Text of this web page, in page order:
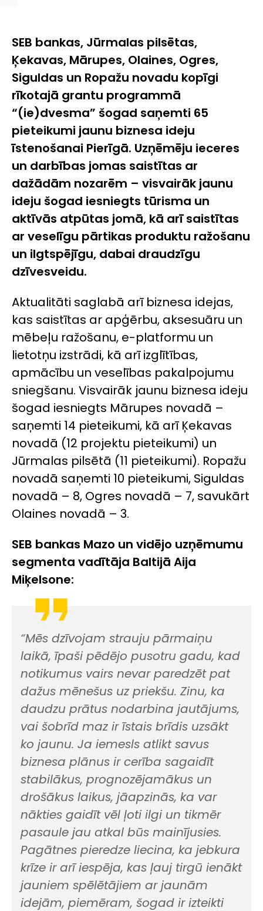
SEB bankas, Jūrmalas pilsētas,
Ķekavas, Mārupes, Olaines, Ogres,
Siguldas un Ropažu novadu kopīgi
rīkotajā grantu programmā
“(ie)dvesma” šogad saņemti 65
pieteikumi jaunu biznesa ideju
īstenošanai Pierīgā. Uzņēmēju ieceres
un darbības jomas saistītas ar
dažādām nozarēm – visvairāk jaunu
ideju šogad iesniegts tūrisma un
aktīvās atpūtas jomā, kā arī saistītas
ar veselīgu pārtikas produktu ražošanu
un ilgtspējīgu, dabai draudzīgu
dzīvesveidu.
Aktualitāti saglabā arī biznesa idejas,
kas saistītas ar apģērbu, aksesuāru un
mēbeļu ražošanu, e-platformu un
lietotņu izstrādi, kā arī izglītības,
apmācību un veselības pakalpojumu
sniegšanu. Visvairāk jaunu biznesa ideju
šogad iesniegts Mārupes novadā –
saņemti 14 pieteikumi, kā arī Ķekavas
novadā (12 projektu pieteikumi) un
Jūrmalas pilsētā (11 pieteikumi). Ropažu
novadā saņemti 10 pieteikumi, Siguldas
novadā – 8, Ogres novadā – 7, savukārt
Olaines novadā – 3.
SEB bankas Mazo un vidējo uzņēmumu
segmenta vadītāja Baltijā Aija
Miķelsone:
“Mēs dzīvojam strauju pārmaiņu
laikā, īpaši pēdējo pusotru gadu, kad
notikumus vairs nevar paredzēt pat
dažus mēnešus uz priekšu. Zinu, ka
daudzu prātus nodarbina jautājums,
vai šobrīd maz ir īstais brīdis uzsākt
ko jaunu. Ja iemesls atlikt savus
biznesa plānus ir cerība sagaidīt
stabilākus, prognozējamākus un
drošākus laikus, jāapzinās, ka var
nākties gaidīt vēl ļoti ilgi un tikmēr
pasaule jau atkal būs mainījusies.
Pagātnes pieredze liecina, ka jebkura
krīze ir arī iespēja, kas ļauj tirgū ienākt
jauniem spēlētājiem ar jaunām
idejām, piemēram, šogad ir izteikti